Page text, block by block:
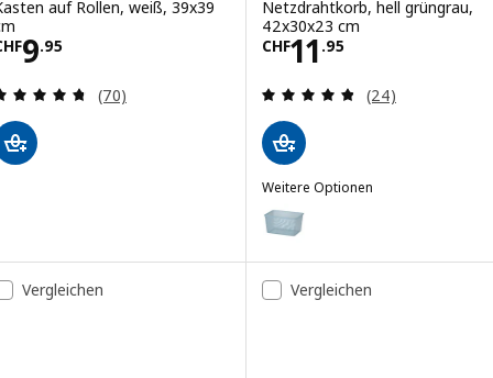
auf Rollen, weiß, 39x39
9.95CHF 9.95
Bewertungen: 4.7 von 5 Sternen. Bewertungen
(70)
Netzdrahtkorb, hell grüngrau,
42x30x23 cm
CHF11 .95
Preis CHF 11.95
Bewertungen:
(24)
Weitere Optionen
TROFAST
Option: TROFAST,
Option: TROFAST,
Vergleichen
Vergleichen